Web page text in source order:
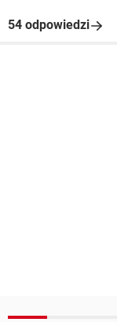
54 odpowiedzi